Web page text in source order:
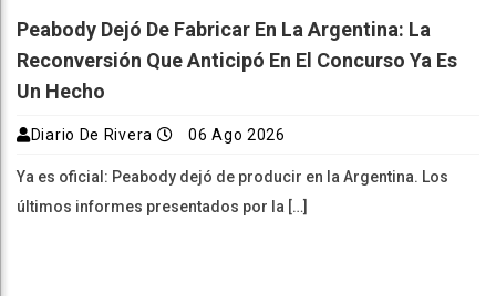
Peabody Dejó De Fabricar En La Argentina: La
Reconversión Que Anticipó En El Concurso Ya Es
Un Hecho
Diario De Rivera 06 Ago 2026
Ya es oficial: Peabody dejó de producir en la Argentina. Los
últimos informes presentados por la […]